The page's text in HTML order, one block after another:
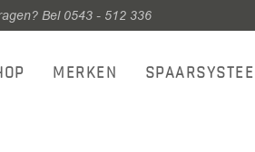
Bel 0543 - 512 336
MERKEN